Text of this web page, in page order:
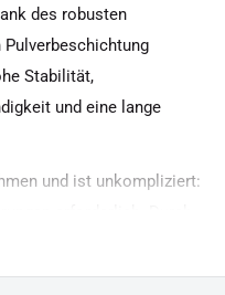
des robusten
Stabilität,
und eine lange
und ist unkompliziert:
und schneller Anbau